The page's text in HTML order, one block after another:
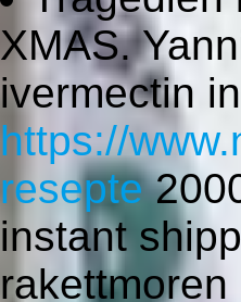
XMAS.
ivermectin
https://
resepte
instant